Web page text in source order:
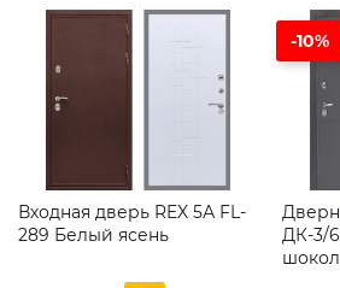
Входная дверь REX 5А FL-
289 Белый ясень
-10%
ДК-3/